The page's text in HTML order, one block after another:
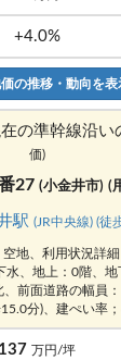
+4.0%
の推移・動向を表
の準幹線沿
価)
27 (小金井市) (
駅 (JR中央線) (徒
地、利用状況詳
水、地上：0階、
前面道路の幅員
分)、建ぺい率
137 万円/坪